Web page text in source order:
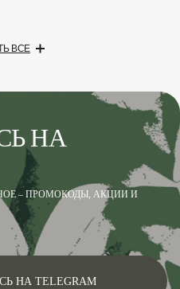
ВСЕ
НА
– ПРОМОКОДЫ, АКЦИИ И
НА TELEGRAM